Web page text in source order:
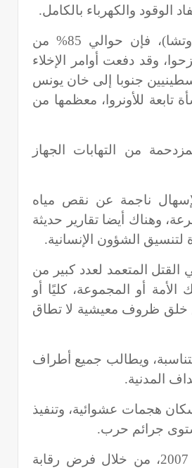
والكهرباء بالكامل.
ووفقا لمكتب الأمم المتحدة لتنسيق الشؤون الإنسانية (أوتشا)، فإن حوالي 85% من
1.9 مليون شخص، نزحوا، وقد دفعت أوامر الإخلاء
جنوبا إلى خان يونس
حوالي 1.2 مليون فلسطيني نازح في 156 منشأة تابعة للأونروا، معظمها من
من التهابات الجهاز
ناجمة عن نقص مياه
وهناك أيضا تقارير حديثة
لتنسيق الشؤون الإنسانية.
القتل المتعمد لعدد كبير من
أو المجموعة، كليًا أو
خلق ظروف معيشية لا تطاق
ويطالب جميع أطراف
المدنية.
هجمات عشوائية، وتنفيذ
جرائم حرب.
وتفرض سلطات الاحتلال حصارا على قطاع غزة منذ عام 2007، من خلال فرض رقابة